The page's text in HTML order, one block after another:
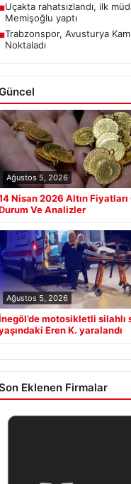
■Uçakta rahatsızlandı, ilk
Memişoğlu yaptı
■Trabzonspor, Avusturya
Noktaladı
Ağustos 5, 2026
Nisan 2026 Altın Fiyatları
Ve Analizler
Ağustos 5, 2026
motosikletli silahlı
Eren K. yaralandı
Eklenen Firmalar